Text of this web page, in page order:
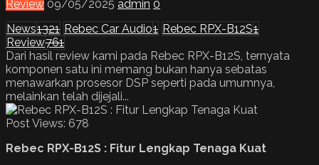
Review 09/05/2025 admin 0
News1321 Rebec Car Audio1 Rebec RPX-B12S1
Review761
Dari hasil review kami pada Rebec RPX-B12S, ternyata
komponen satu ini memang bukan hanya sebatas
menawarkan prosesor DSP seperti pada umumnya,
melainkan telah dijejali...
Post Views: 678
Rebec RPX-B12S : Fitur Lengkap Tenaga Kuat